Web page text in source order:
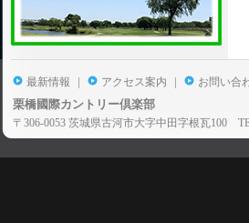
最新情報 | アクセス案内 | お問い合
栗橋國際カントリー倶楽部
〒306-0053 茨城県古河市大字中田字根瓦100